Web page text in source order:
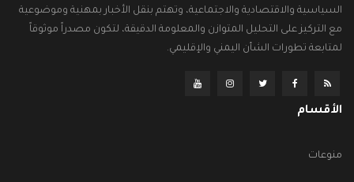
السياسية والاقتصادية والاجتماعية، وتهتم بنقل الأخبار بمهنية وموضوعية
مع التركيز على التحليل المتوازن والمعلومة الدقيقة، لتكون مصدراً موثوقاً
لمتابعة تطورات الشأن اليمني والإقليمي.
الأقسام
منوعات